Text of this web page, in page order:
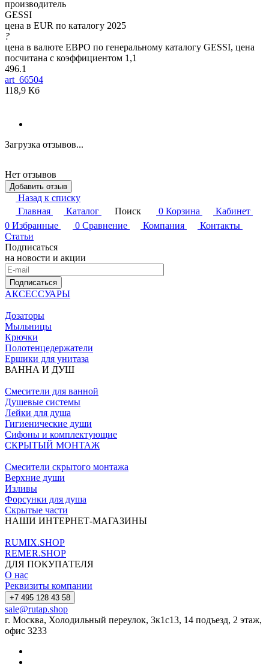
производитель
GESSI
цена в EUR по каталогу 2025
?
цена в валюте ЕВРО по генеральному каталогу GESSI, цена
посчитана с коэффициентом 1,1
496.1
art_66504
118,9 Кб
Загрузка отзывов...
Нет отзывов
Добавить отзыв
Назад к списку
Главная
Каталог Поиск 0 Корзина
Кабинет
0 Избранные 0 Сравнение Компания
Контакты
Статьи
Подписаться
на новости и акции
Подписаться
АКСЕССУАРЫ
Дозаторы
Мыльницы
Крючки
Полотенцедержатели
Ершики для унитаза
ВАННА И ДУШ
Смесители для ванной
Душевые системы
Лейки для душа
Гигиенические души
Сифоны и комплектующие
СКРЫТЫЙ МОНТАЖ
Смесители скрытого монтажа
Верхние души
Изливы
Форсунки для душа
Скрытые части
НАШИ ИНТЕРНЕТ-МАГАЗИНЫ
RUMIX.SHOP
REMER.SHOP
ДЛЯ ПОКУПАТЕЛЯ
О нас
Реквизиты компании
+7 495 128 43 58
sale@rutap.shop
г. Москва, Холодильный переулок, 3к1с13, 14 подъезд, 2 этаж,
офис 3233